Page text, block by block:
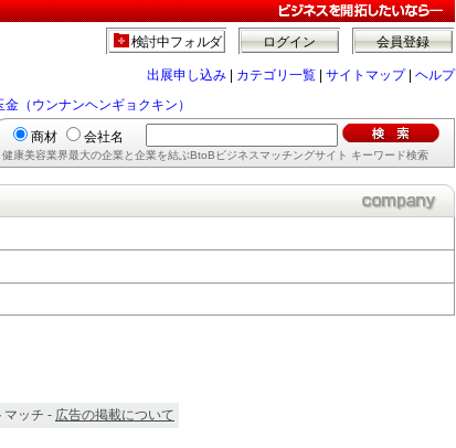
会員登録
ログイン
検討中フォルダ
出展申し込み カテゴリ一覧 サイトマップ| ヘルプ
（ウンナンヘンギョクキン）
商材 会社名
健康美容業界最大の企業と企業を結ぶBtoBビジネスマッチングサイト キーワード検索
マッチ - 広告の掲載について